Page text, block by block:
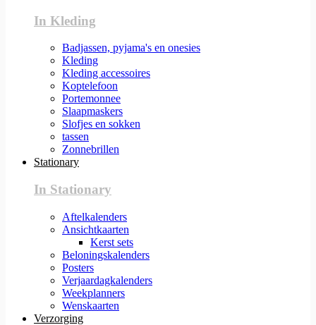
In Kleding
Badjassen, pyjama's en onesies
Kleding
Kleding accessoires
Koptelefoon
Portemonnee
Slaapmaskers
Slofjes en sokken
tassen
Zonnebrillen
Stationary
In Stationary
Aftelkalenders
Ansichtkaarten
Kerst sets
Beloningskalenders
Posters
Verjaardagkalenders
Weekplanners
Wenskaarten
Verzorging